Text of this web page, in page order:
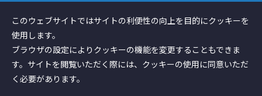
コラム
個人情報保護方針
このウェブサイトではサイトの利便性の向上を目的にクッキーを
使用します。
ブラウザの設定によりクッキーの機能を変更することもできま
す。サイトを閲覧いただく際には、クッキーの使用に同意いただ
く必要があります。